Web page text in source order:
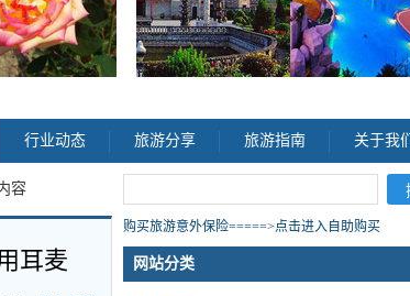
行业动态 旅游分享 旅游指南 关于我们
容
耳麦
购买旅游意外保险=====>点击进入自助购买
网站分类